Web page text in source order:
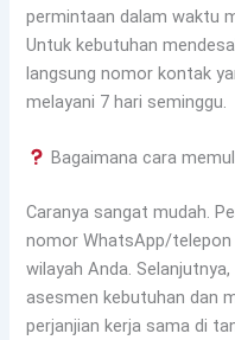
permintaan dalam waktu
Untuk kebutuhan
langsung nomor kontak
melayani 7 hari seminggu.
Bagaimana cara
Caranya sangat mudah.
nomor WhatsApp/telepon
wilayah Anda.
asesmen kebutuhan dan
perjanjian kerja sama di